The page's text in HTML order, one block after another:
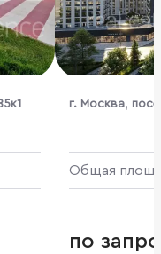
г. Москва,
Общая
по